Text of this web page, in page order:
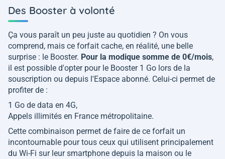
Des Booster à volonté
Ça vous paraît un peu juste au quotidien ? On vous
comprend, mais ce forfait cache, en réalité, une belle
surprise : le Booster. Pour la modique somme de 0€/mois,
il est possible d'opter pour le Booster 1 Go lors de la
souscription ou depuis l'Espace abonné. Celui-ci permet de
profiter de :
1 Go de data en 4G,
Appels illimités en France métropolitaine.
Cette combinaison permet de faire de ce forfait un
incontournable pour tous ceux qui utilisent principalement
du Wi-Fi sur leur smartphone depuis la maison ou le